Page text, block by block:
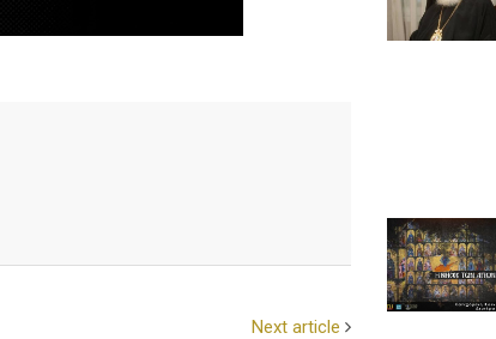
Next article